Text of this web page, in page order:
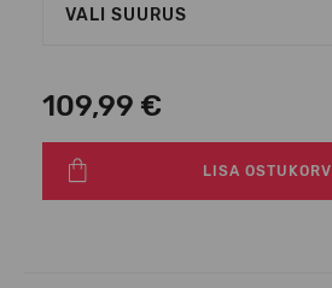
VALI SUURUS
109,99 €
LISA OSTUKORVI